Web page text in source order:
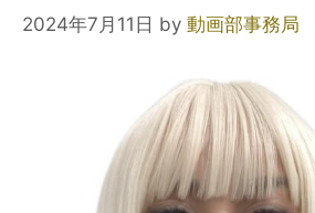
2024年7月11日 by 動画部事務局